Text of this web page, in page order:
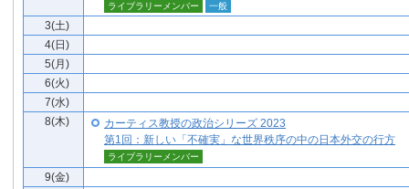
ライブラリーメンバー 一般
3(土)
4(日)
5(月)
6(火)
7(水)
8(木)
カーティス教授の政治シリーズ 2023
第1回：新しい「不確実」な世界秩序の中の日本外交の行方
ライブラリーメンバー
9(金)